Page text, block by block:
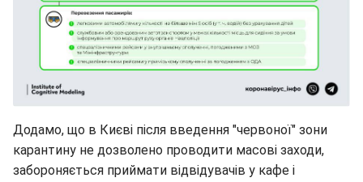
Додамо, що в Києві після введення "червоної" зони
карантину не дозволено проводити масові заходи,
забороняється приймати відвідувачів у кафе і